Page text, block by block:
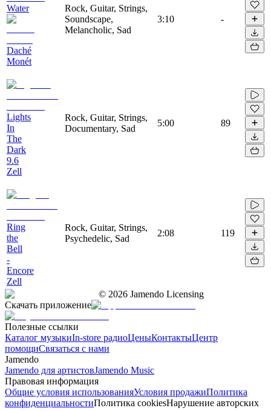
Water
Daché
Monét
Rock, Guitar, Strings,
Soundscape,
Melancholic, Sad
3:10 -
Lights
In
The
Dark
9.6
Zell
Rock, Guitar, Strings,
Documentary, Sad
5:00 89
Ring
the
Bell
-
Encore
Zell
Rock, Guitar, Strings,
Psychedelic, Sad
2:08 119
© 2026 Jamendo Licensing
Скачать приложение
Полезные ссылки
Каталог музыкиIn-store радиоЦеныКонтактыЦентр
помощиСвязаться с нами
Jamendo
Jamendo для артистовJamendo Music
Правовая информация
Общие условия использованияУсловия продажиПолитика
конфиденциальностиПолитика cookiesНарушение авторских